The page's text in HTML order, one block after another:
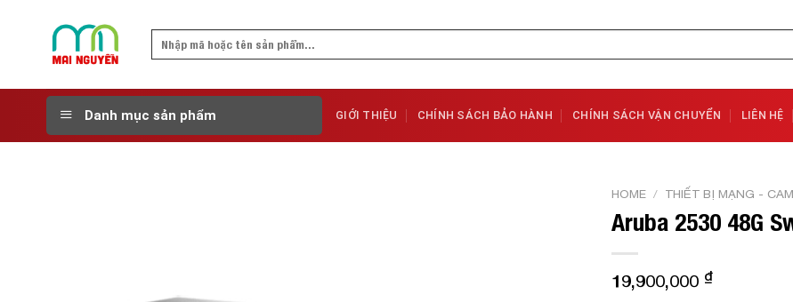
Search
Danh mục sản phẩm GIỚI THIỆU CHÍNH SÁCH BẢO HÀNH CHÍNH SÁCH VẬN CHUYỂN LIÊN HỆ
HOME / THIẾT BỊ MẠNG -
Aruba 2530 48G
19,900,000 ₫